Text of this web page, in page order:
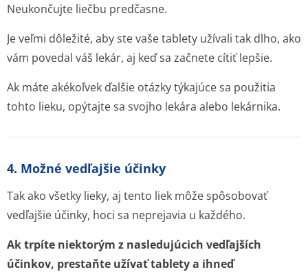
Neukončujte liečbu predčasne.
Je veľmi dôležité, aby ste vaše tablety užívali tak dlho, ako
vám povedal váš lekár, aj keď sa začnete cítiť lepšie.
Ak máte akékoľvek ďalšie otázky týkajúce sa použitia
tohto lieku, opýtajte sa svojho lekára alebo lekárnika.
4. Možné vedľajšie účinky
Tak ako všetky lieky, aj tento liek môže spôsobovať
vedľajšie účinky, hoci sa neprejavia u každého.
Ak trpíte niektorým z nasledujúcich vedľajších
účinkov, prestaňte užívať tablety a ihneď